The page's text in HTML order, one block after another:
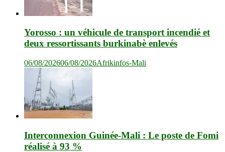
Yorosso : un véhicule de transport incendié et
deux ressortissants burkinabè enlevés
06/08/202606/08/2026Afrikinfos-Mali
Interconnexion Guinée-Mali : Le poste de Fomi
réalisé à 93 %